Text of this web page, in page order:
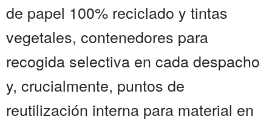
de papel 100% reciclado y tintas
vegetales, contenedores para
recogida selectiva en cada despacho
y, crucialmente, puntos de
reutilización interna para material en